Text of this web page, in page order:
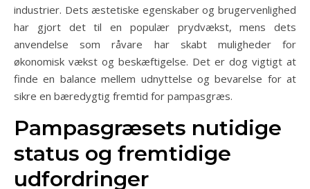
industrier. Dets æstetiske egenskaber og brugervenlighed
har gjort det til en populær prydvækst, mens dets
anvendelse som råvare har skabt muligheder for
økonomisk vækst og beskæftigelse. Det er dog vigtigt at
finde en balance mellem udnyttelse og bevarelse for at
sikre en bæredygtig fremtid for pampasgræs.
Pampasgræsets nutidige
status og fremtidige
udfordringer